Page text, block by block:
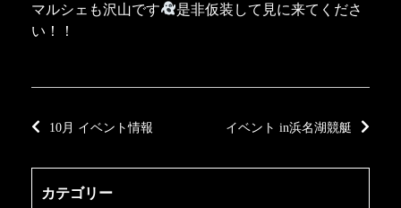
マルシェも沢山です
是非仮装して見に来てくださ
い！！
10月 イベント情報 イベント in浜名湖競艇
カテゴリー